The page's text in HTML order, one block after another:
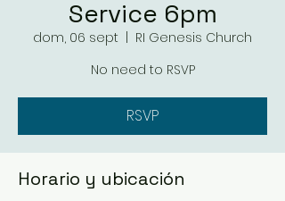
Service 6pm
dom, 06 sept
RI Genesis Church
No need to RSVP
RSVP
Horario y ubicación